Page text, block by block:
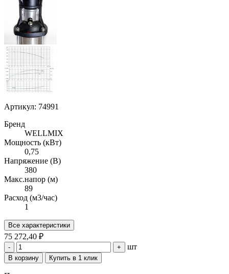
Артикул: 74991
Бренд
WELLMIX
Мощность (кВт)
0,75
Напряжение (В)
380
Макс.напор (м)
89
Расход (м3/час)
1
Все характеристики
75 272,40 ₽
- + шт
В корзину Купить в 1 клик